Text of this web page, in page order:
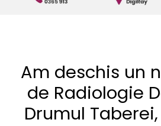
Am deschis un
de Radiologie
Drumul